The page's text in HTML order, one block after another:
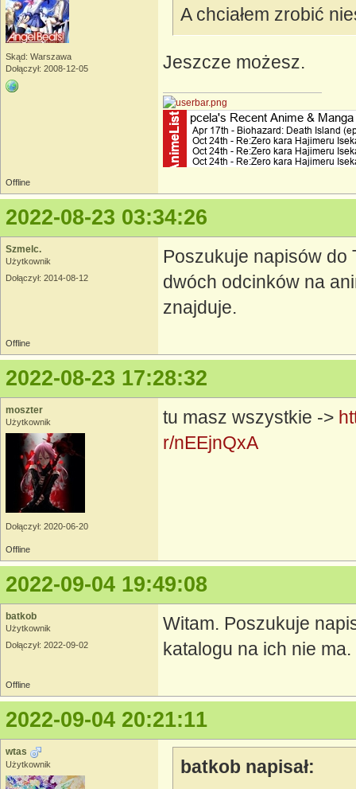
Skąd: Warszawa
Dołączył: 2008-12-05
A chciałem zrobić
Jeszcze możesz.
Offline
2022-08-23 03:34:26
Szmelc.
Użytkownik
Dołączył: 2014-08-12
Poszukuje napisów do
dwóch odcinków na
znajduje.
Offline
2022-08-23 17:28:32
moszter
Użytkownik
Dołączył: 2020-06-20
tu masz wszystkie ->
r/nEEjnQxA
Offline
2022-09-04 19:49:08
batkob
Użytkownik
Dołączył: 2022-09-02
Witam. Poszukuje
katalogu na ich nie ma.
Offline
2022-09-04 20:21:11
wtas
Użytkownik
batkob napisał: